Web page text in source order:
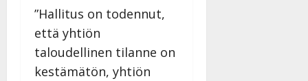
”Hallitus on todennut,
että yhtiön
taloudellinen tilanne on
kestämätön, yhtiön